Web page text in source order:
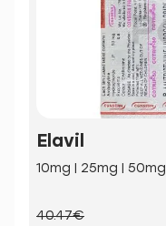
Elavil
10mg | 25mg | 50mg
40.47€